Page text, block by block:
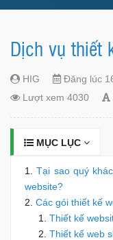
Dịch vụ thiết
HIG
Đăng lúc
Lượt xem 4030
MỤC LỤC
Tại sao quý
website?
Các gói thiết kế
Thiết kế
Thiết kế web